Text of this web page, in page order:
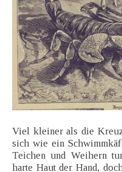
Viel kleiner als die
sich wie ein
Teichen und Weihern
harte Haut der Hand,